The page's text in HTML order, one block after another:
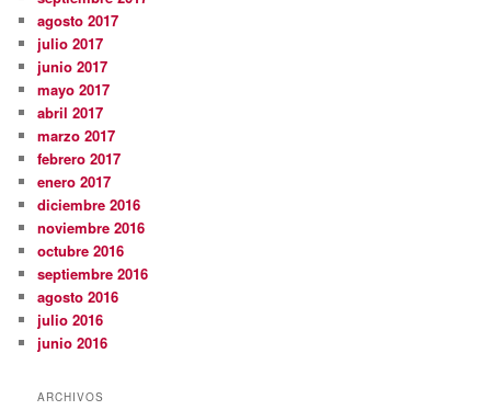
agosto 2017
julio 2017
junio 2017
mayo 2017
abril 2017
marzo 2017
febrero 2017
enero 2017
diciembre 2016
noviembre 2016
octubre 2016
septiembre 2016
agosto 2016
julio 2016
junio 2016
ARCHIVOS